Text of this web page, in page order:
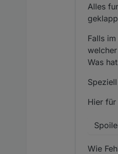
Alles
Falls
Was
Hier für
Wie